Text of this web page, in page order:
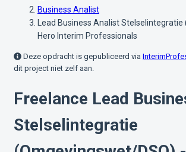
Business Analist
Lead Business Analist
Hero Interim Professionals
Deze opdracht is gepubliceerd via
dit project niet zelf aan.
Freelance Lead
Stelselintegratie